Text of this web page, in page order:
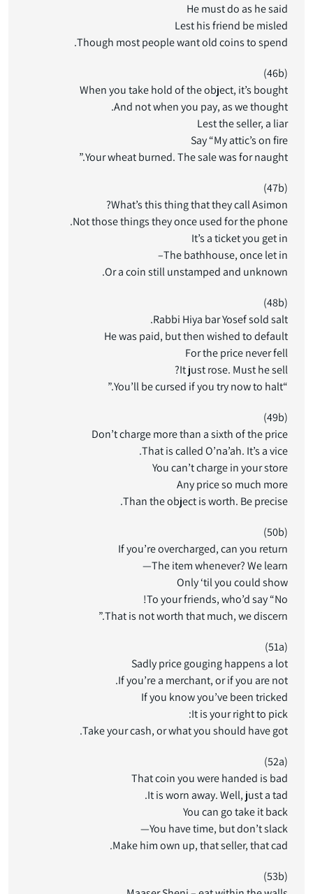
He must do as he said
Lest his friend be misled
Though most people want old coins to spend.
(46b)
When you take hold of the object, it’s bought
And not when you pay, as we thought.
Lest the seller, a liar
Say “My attic’s on fire
Your wheat burned. The sale was for naught.”
(47b)
What’s this thing that they call Asimon?
Not those things they once used for the phone.
It’s a ticket you get in
The bathhouse, once let in–
Or a coin still unstamped and unknown.
(48b)
Rabbi Hiya bar Yosef sold salt.
He was paid, but then wished to default
For the price never fell
It just rose. Must he sell?
“You’ll be cursed if you try now to halt.”
(49b)
Don’t charge more than a sixth of the price
That is called O’na’ah. It’s a vice.
You can’t charge in your store
Any price so much more
Than the object is worth. Be precise.
(50b)
If you’re overcharged, can you return
The item whenever? We learn—
Only ‘til you could show
To your friends, who’d say “No!
That is not worth that much, we discern.”
(51a)
Sadly price gouging happens a lot
If you’re a merchant, or if you are not.
If you know you’ve been tricked
It is your right to pick:
Take your cash, or what you should have got.
(52a)
That coin you were handed is bad
It is worn away. Well, just a tad.
You can go take it back
You have time, but don’t slack—
Make him own up, that seller, that cad.
(53b)